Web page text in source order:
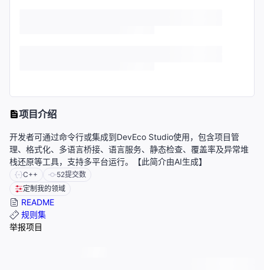
项目介绍
开发者可通过命令行或集成到DevEco Studio使用，包含项目管
理、格式化、多语言桥接、语言服务、静态检查、覆盖率及异常堆
栈还原等工具，支持多平台运行。【此简介由AI生成】
C++ 52提交数
定制我的领域
README
规则集
举报项目